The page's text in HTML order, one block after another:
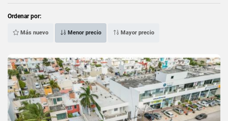
Ordenar por:
Más nuevo Menor precio Mayor precio